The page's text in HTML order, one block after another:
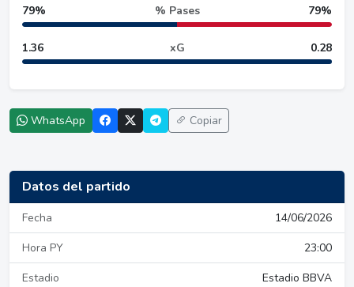
79% % Pases 79%
1.36 xG 0.28
WhatsApp Copiar
Datos del partido
Fecha
14/06/2026
Hora PY
23:00
Estadio
Estadio BBVA